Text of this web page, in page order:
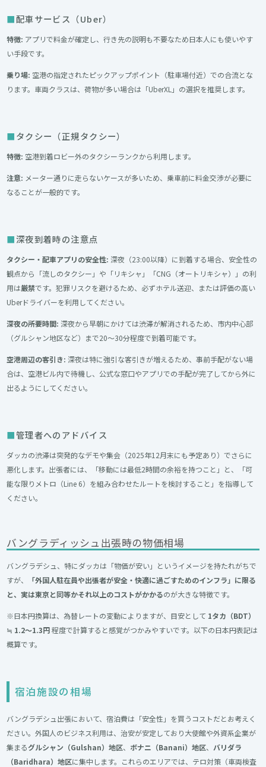
配車サービス（Uber）
特徴: アプリで料金が確定し、行き先の説明も不要なため日本人にも使いやす
い手段です。
乗り場: 空港の指定されたピックアップポイント（駐車場付近）での合流とな
ります。車両クラスは、荷物が多い場合は「UberXL」の選択を推奨します。
タクシー（正規タクシー）
特徴: 空港到着ロビー外のタクシーランクから利用します。
注意: メーター通りに走らないケースが多いため、乗車前に料金交渉が必要に
なることが一般的です。
深夜到着時の注意点
タクシー・配車アプリの安全性: 深夜（23:00以降）に到着する場合、安全性の
観点から「流しのタクシー」や「リキシャ」「CNG（オートリキシャ）」の利
用は厳禁です。犯罪リスクを避けるため、必ずホテル送迎、または評価の高い
Uberドライバーを利用してください。
深夜の所要時間: 深夜から早朝にかけては渋滞が解消されるため、市内中心部
（グルシャン地区など）まで20〜30分程度で到着可能です。
空港周辺の客引き: 深夜は特に強引な客引きが増えるため、事前手配がない場
合は、空港ビル内で待機し、公式な窓口やアプリでの手配が完了してから外に
出るようにしてください。
管理者へのアドバイス
ダッカの渋滞は突発的なデモや集会（2025年12月末にも予定あり）でさらに
悪化します。出張者には、「移動には最低2時間の余裕を持つこと」と、「可
能な限りメトロ（Line 6）を組み合わせたルートを検討すること」を指導して
ください。
バングラディッシュ出張時の物価相場
バングラデシュ、特にダッカは「物価が安い」というイメージを持たれがちで
すが、
「外国人駐在員や出張者が安全・快適に過ごすためのインフラ」に限る
と、実は東京と同等かそれ以上のコストがかかるのが大きな特徴です。
※日本円換算は、為替レートの変動によりますが、目安として 1タカ（BDT）
≒ 1.2〜1.3円程度で計算すると感覚がつかみやすいです。以下の日本円表記は
概算です。
宿泊施設の相場
バングラデシュ出張において、宿泊費は「安全性」を買うコストだとお考えく
ださい。外国人のビジネス利用は、治安が安定しており大使館や外資系企業が
集まるグルシャン（Gulshan）地区、 ボナニ（Banani）地区、 バリダラ
（Baridhara）地区に集中します。これらのエリアでは、テロ対策（車両検査